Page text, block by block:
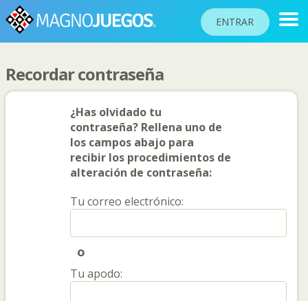
ENTRAR
RANKINGS
TORNEOS
COMUNIDAD
PASAPORTE
Idioma del sitio
Recordar contraseña
¿Has olvidado tu
contraseña? Rellena uno de
los campos abajo para
recibir los procedimientos de
alteración de contraseña:
Tu correo electrónico:
o
Tu apodo: